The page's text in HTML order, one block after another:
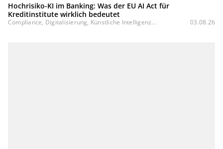
Hochrisiko-KI im Banking: Was der EU AI Act für
Kreditinstitute wirklich bedeutet
Compliance, Digitalisierung, Künstliche Intelligenz... 03.08.26